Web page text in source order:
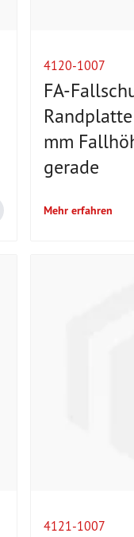
4120-1007
FA-
mm
gerade
Mehr erfahren
4121-1007